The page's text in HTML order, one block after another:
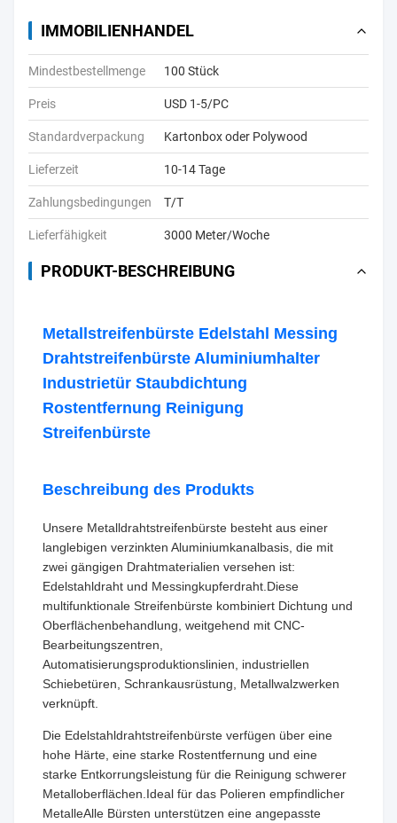
IMMOBILIENHANDEL
Mindestbestellmenge 100 Stück
Preis USD 1-5/PC
Standardverpackung Kartonbox oder Polywood
Lieferzeit 10-14 Tage
Zahlungsbedingungen T/T
Lieferfähigkeit 3000 Meter/Woche
PRODUKT-BESCHREIBUNG
Metallstreifenbürste Edelstahl Messing
Drahtstreifenbürste Aluminiumhalter
Industrietür Staubdichtung
Rostentfernung Reinigung
Streifenbürste
Beschreibung des Produkts
Unsere Metalldrahtstreifenbürste besteht aus einer
langlebigen verzinkten Aluminiumkanalbasis, die mit
zwei gängigen Drahtmaterialien versehen ist:
Edelstahldraht und Messingkupferdraht.Diese
multifunktionale Streifenbürste kombiniert Dichtung und
Oberflächenbehandlung, weitgehend mit CNC-
Bearbeitungszentren,
Automatisierungsproduktionslinien, industriellen
Schiebetüren, Schrankausrüstung, Metallwalzwerken
verknüpft.
Die Edelstahldrahtstreifenbürste verfügen über eine
hohe Härte, eine starke Rostentfernung und eine
starke Entkorrungsleistung für die Reinigung schwerer
Metalloberflächen.Ideal für das Polieren empfindlicher
MetalleAlle Bürsten unterstützen eine angepasste